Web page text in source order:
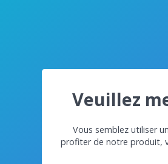
Veuillez
Vous semblez utiliser
profiter de notre produit,